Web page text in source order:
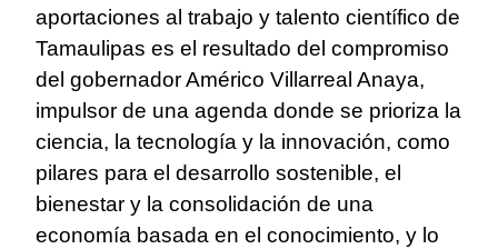
aportaciones al trabajo y talento científico de
Tamaulipas es el resultado del compromiso
del gobernador Américo Villarreal Anaya,
impulsor de una agenda donde se prioriza la
ciencia, la tecnología y la innovación, como
pilares para el desarrollo sostenible, el
bienestar y la consolidación de una
economía basada en el conocimiento, y lo